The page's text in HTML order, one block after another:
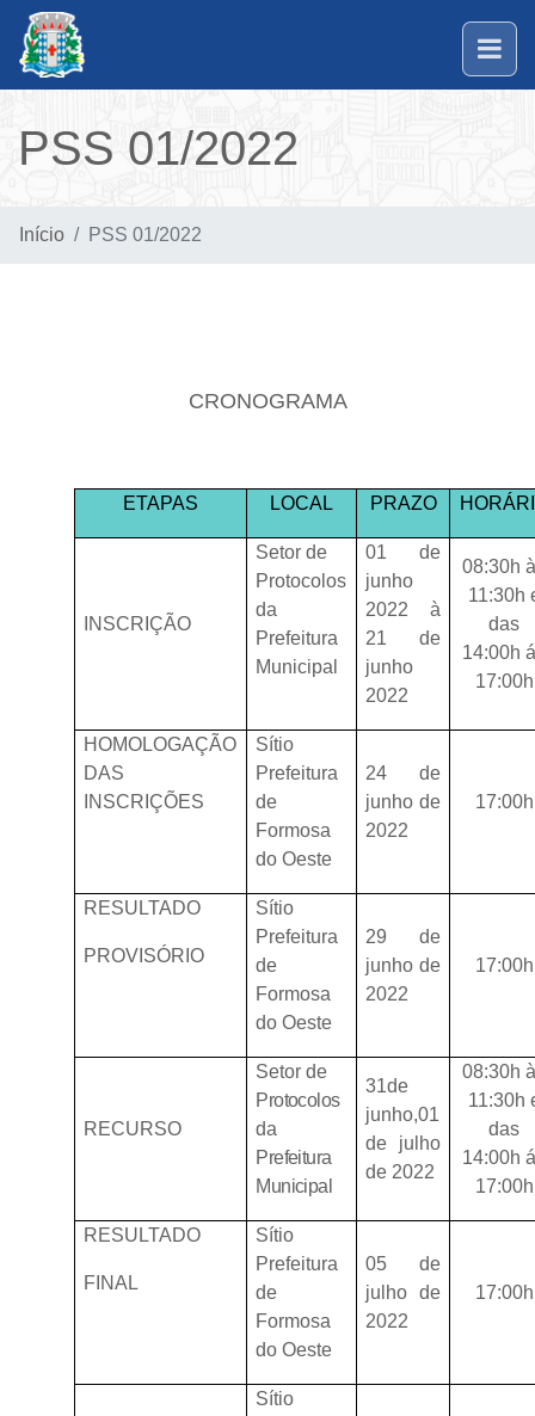
PSS 01/2022
Início PSS 01/2022
CRONOGRAMA
ETAPAS LOCAL PRAZO
INSCRIÇÃO
Setor de
Protocolos
da
Prefeitura
Municipal
01 de
junho
2022 à
21 de
junho
2022
08:30h
11:30h
das
14:00h
17:00h
HOMOLOGAÇÃO
DAS
INSCRIÇÕES
Sítio
Prefeitura
de
Formosa
do Oeste
24 de
junho de
2022
17:00h
RESULTADO
PROVISÓRIO
Sítio
Prefeitura
de
Formosa
do Oeste
29 de
junho de
2022
17:00h
RECURSO
Setorde
Protocolos
da
Prefeitura
Municipal
31de
junho,01
de julho
de 2022
08:30h
11:30h
das
14:00h
17:00h
RESULTADO
FINAL
Sítio
Prefeitura
de
Formosa
do Oeste
05 de
julho de
2022
17:00h
Sítio